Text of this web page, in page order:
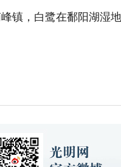
，白鹭在鄱阳湖湿